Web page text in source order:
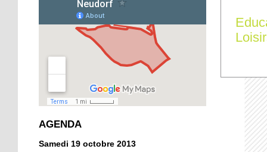
clichés
14 octobre 2013
Tapis rouge sous ciel gris
14 octobre 2013
Football : l'AS Neudorf
crée la surprise en Coupe
AGENDA
Samedi 19 octobre 2013